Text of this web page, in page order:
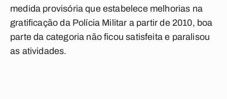
medida provisória que estabelece melhorias na
gratificação da Polícia Militar a partir de 2010, boa
parte da categoria não ficou satisfeita e paralisou
as atividades.